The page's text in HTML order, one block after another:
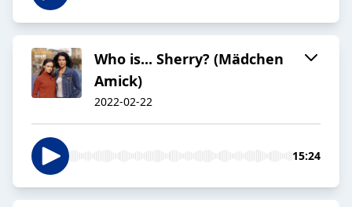
Who is... Sherry? (Mädchen
Amick)
2022-02-22
15:24